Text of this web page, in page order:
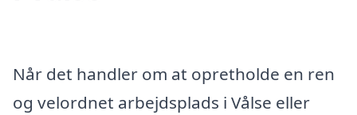
Når det handler om at opretholde en ren
og velordnet arbejdsplads i Vålse eller